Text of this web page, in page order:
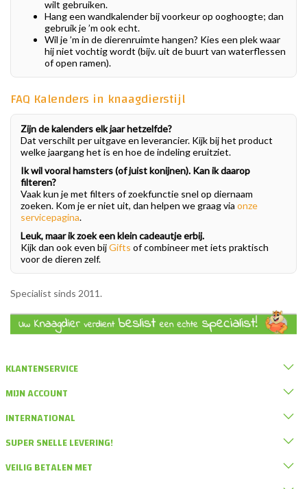
wilt gebruiken.
Hang een wandkalender bij voorkeur op ooghoogte; dan
gebruik je ’m ook echt.
Wil je ’m in de dierenruimte hangen? Kies een plek waar
hij niet vochtig wordt (bijv. uit de buurt van waterflessen
of open ramen).
FAQ Kalenders in knaagdierstijl
Zijn de kalenders elk jaar hetzelfde?
Dat verschilt per uitgave en leverancier. Kijk bij het product
welke jaargang het is en hoe de indeling eruitziet.
Ik wil vooral hamsters (of juist konijnen). Kan ik daarop
filteren?
Vaak kun je met filters of zoekfunctie snel op diernaam
zoeken. Kom je er niet uit, dan helpen we graag via onze
servicepagina.
Leuk, maar ik zoek een klein cadeautje erbij.
Kijk dan ook even bijGifts of combineer met iets praktisch
voor de dieren zelf.
Specialist sinds 2011.
KLANTENSERVICE
MIJN ACCOUNT
INTERNATIONAL
SUPER SNELLE LEVERING!
VEILIG BETALEN MET